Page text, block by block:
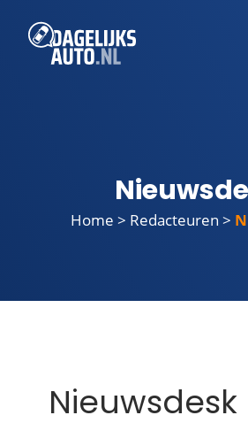
Home > Redacteuren >
Nieuwsdesk